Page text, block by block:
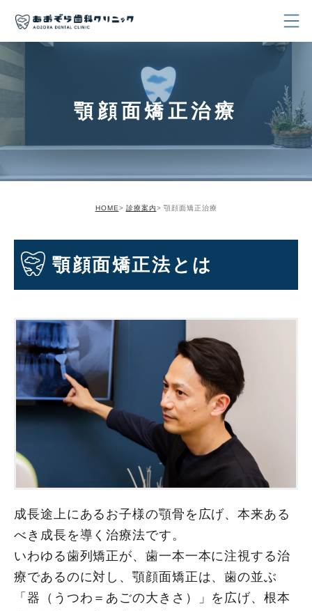
顎顔面矯正治療
HOME 診療案内 顎顔面矯正治療
顎顔面矯正法とは
成長途上にあるお子様の顎骨を広げ、本来ある
べき成長を導く治療法です。
いわゆる歯列矯正が、歯一本一本に注視する治
療であるのに対し、顎顔面矯正は、歯の並ぶ
「器（うつわ＝あごの大きさ）」を広げ、根本